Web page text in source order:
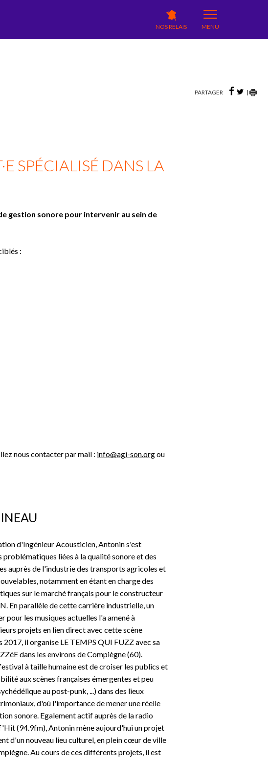
NOS RELAIS MENU
PARTAGER |
SPÉCIALISÉ DANS LA
gestion sonore pour intervenir au sein de
:
nous contacter par mail : info@agi-son.orgou
d'Ingénieur Acousticien, Antonin s'est
problématiques liées à la qualité sonore et des
auprès de l'industrie des transports agricoles et
notamment en étant en charge des
sur le marché français pour le constructeur
En parallèle de cette carrière industrielle, un
pour les musiques actuelles l'a amené à
projets en lien direct avec cette scène
2017, il organise LE TEMPS QUI FUZZ avec sa
dans les environs de Compiègne (60).
à taille humaine est de croiser les publics et
aux scènes françaises émergentes et peu
au post-punk, ...) dans des lieux
d'où l'importance de mener une réelle
sonore. Egalement actif auprès de la radio
(94.9fm), Antonin mène aujourd'hui un projet
d'un nouveau lieu culturel, en plein cœur de ville
Au cours de ces différents projets, il est